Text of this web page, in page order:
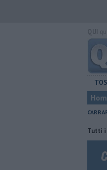
Tutti
Il